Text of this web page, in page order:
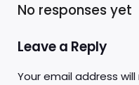
No responses yet
Leave a Reply
Your email address